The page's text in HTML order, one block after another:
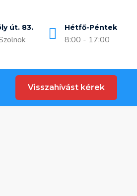
út. 83. Hétfő-Péntek
8:00 - 17:00
Visszahívást kérek